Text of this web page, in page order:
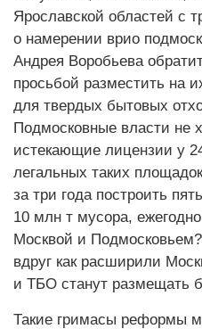
Ярославской областей с
о намерении врио
Андрея Воробьева
просьбой разместить на
для твердых бытовых
Подмосковные власти не
истекающие лицензии у
легальных таких
за три года построить
10 млн т мусора,
Москвой и
вдруг как расширили
и ТБО станут размещать
Такие гримасы реформы